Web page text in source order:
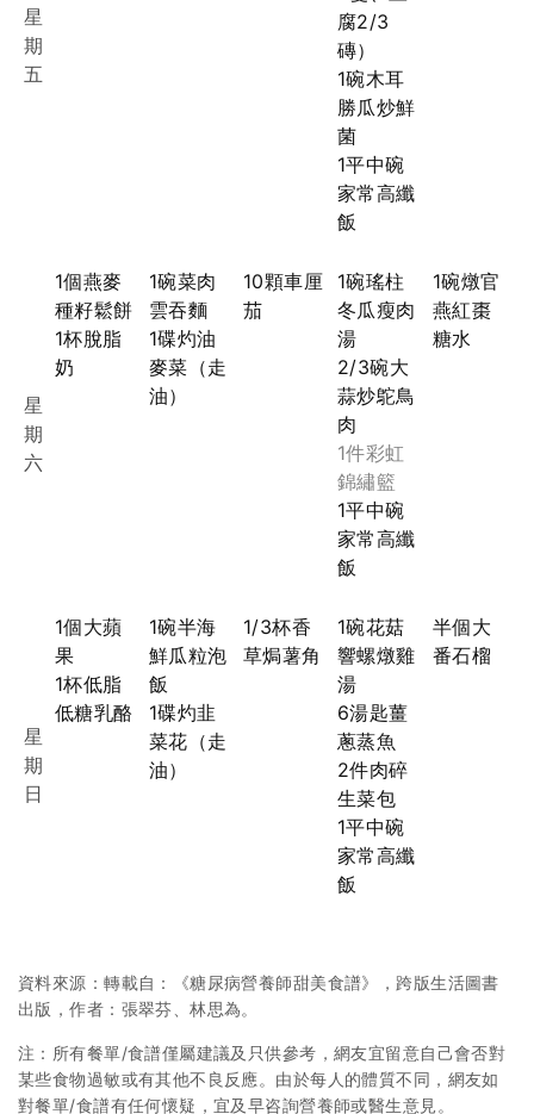
星
期
五
腐2/3
磚）
1碗木耳
勝瓜炒鮮
菌
1平中碗
家常高纖
飯
星
期
六
1個燕麥
種籽鬆餅
1杯脫脂
奶
1碗菜肉
雲吞麵
1碟灼油
麥菜（走
油）
10顆車厘
茄
1碗瑤柱
冬瓜瘦肉
湯
2/3碗大
蒜炒鴕鳥
肉
1件彩虹
錦繡籃
1平中碗
家常高纖
飯
1碗燉官
燕紅棗
糖水
星
期
日
1個大蘋
果
1杯低脂
低糖乳酪
1碗半海
鮮瓜粒泡
飯
1碟灼韭
菜花（走
油）
1/3杯香
草焗薯角
1碗花菇
響螺燉雞
湯
6湯匙薑
蔥蒸魚
2件肉碎
生菜包
1平中碗
家常高纖
飯
半個大
番石榴
資料來源：轉載自：《糖尿病營養師甜美食譜》，跨版生活圖書
出版，作者：張翠芬、林思為。
注：所有餐單/食譜僅屬建議及只供參考，網友宜留意自己會否對
某些食物過敏或有其他不良反應。由於每人的體質不同，網友如
對餐單/食譜有任何懷疑，宜及早咨詢營養師或醫生意見。